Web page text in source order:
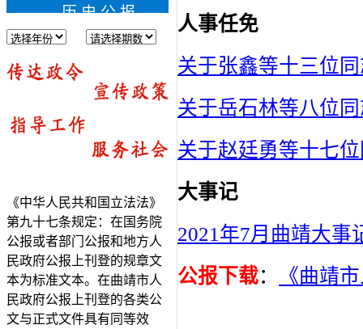
历史公报
《中华人民共和国立法法》
第九十七条规定：在国务院
公报或者部门公报和地方人
民政府公报上刊登的规章文
本为标准文本。在曲靖市人
民政府公报上刊登的各类公
文与正式文件具有同等效
人事任免
关于张鑫等十三位
关于岳石林等八位
关于赵廷勇等十七
大事记
2021年7月曲靖大事
公报下载： 《曲靖